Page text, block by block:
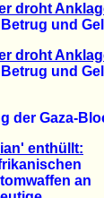
droht
und
droht
und
Gaza-
enthüllt:
an